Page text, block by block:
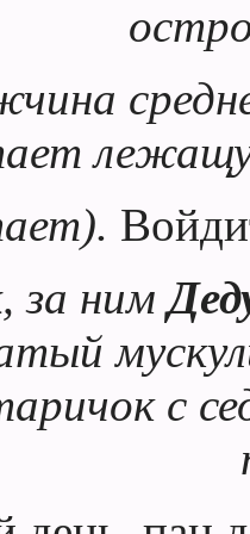
, за ним
с